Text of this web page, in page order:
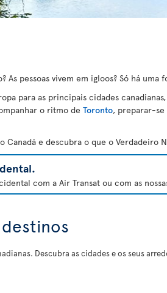
As pessoas vivem em igloos? Só há
para as principais cidades
o ritmo de Toronto, preparar-se
Canadá e descubra o que o
com a Air Transat ou com as
Descubra as cidades e os seus